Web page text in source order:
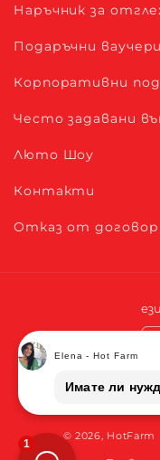
Наръчник за
Подаръчни ваучери
Корпоративни
Често задавани
Люто Шоу
Контакти
Отказ от
на
© 2026, HotFarm